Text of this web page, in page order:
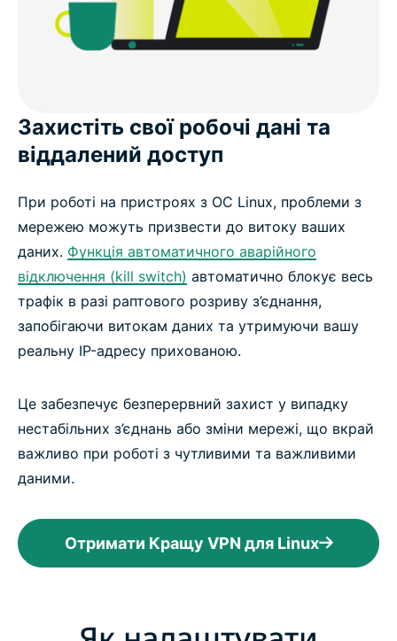
Захистіть свої робочі дані та
віддалений доступ
При роботі на пристроях з ОС Linux, проблеми з
мережею можуть призвести до витоку ваших
даних. Функція автоматичного аварійного
відключення (kill switch) автоматично блокує весь
трафік в разі раптового розриву з’єднання,
запобігаючи витокам даних та утримуючи вашу
реальну IP-адресу прихованою.
Це забезпечує безперервний захист у випадку
нестабільних з’єднань або зміни мережі, що вкрай
важливо при роботі з чутливими та важливими
даними.
Отримати Кращу VPN для Linux